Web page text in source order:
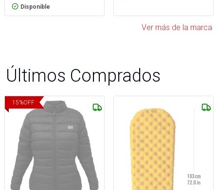
Disponible
Ver más de la marca
Últimos Comprados
15%OFF